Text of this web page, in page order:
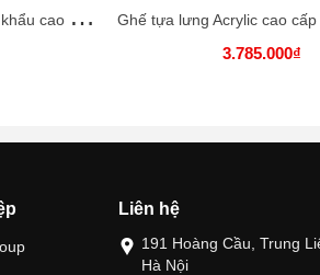
B
àn trà khối Wabisabi nhập khẩu cao cấp / Wabisabi Table
3.785.000₫
Liên hệ
191 Hoàng Cầu, Trung
Hà Nội